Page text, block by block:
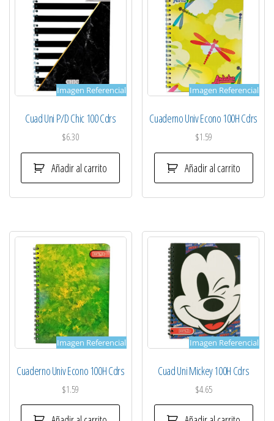
Imagen Referencial
Cuad Uni P/D Chic 100 Cdrs
$6.30
Añadir al carrito
Imagen Referencial
Cuaderno Univ Econo 100H Cdrs
$1.59
Añadir al carrito
Imagen Referencial
Cuaderno Univ Econo 100H Cdrs
$1.59
Imagen Referencial
Cuad Uni Mickey 100H Cdrs
$4.65